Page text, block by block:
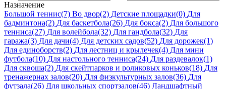
Назначение
Большой теннис(7) Во двор(2) Детские площадки(0) Для
бадминтона(2) Для баскетбола(26) Для бокса(2) Для большого
тенниса(27) Для волейбола(32) Для гандбола(32) Для
гаража(3) Для дачи(4) Для детских садов(52) Для дорожек(1)
Для единоборств(2) Для лестниц и крылечек(4) Для мини
футбола(10) Для настольного тенниса(24) Для раздевалок(1)
Для сквоша(2) Для скейтпарков и роликовых коньков(18) Для
тренажернах залов(20) Для физкультурных залов(36) Для
футзала(26) Для школьных спортзалов(46) Ландшафтный